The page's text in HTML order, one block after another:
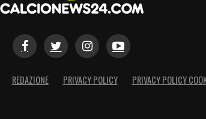
REDAZIONE PRIVACY POLICY PRIVACY POLICY